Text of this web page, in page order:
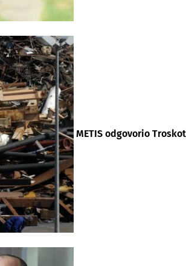
METIS odgovorio